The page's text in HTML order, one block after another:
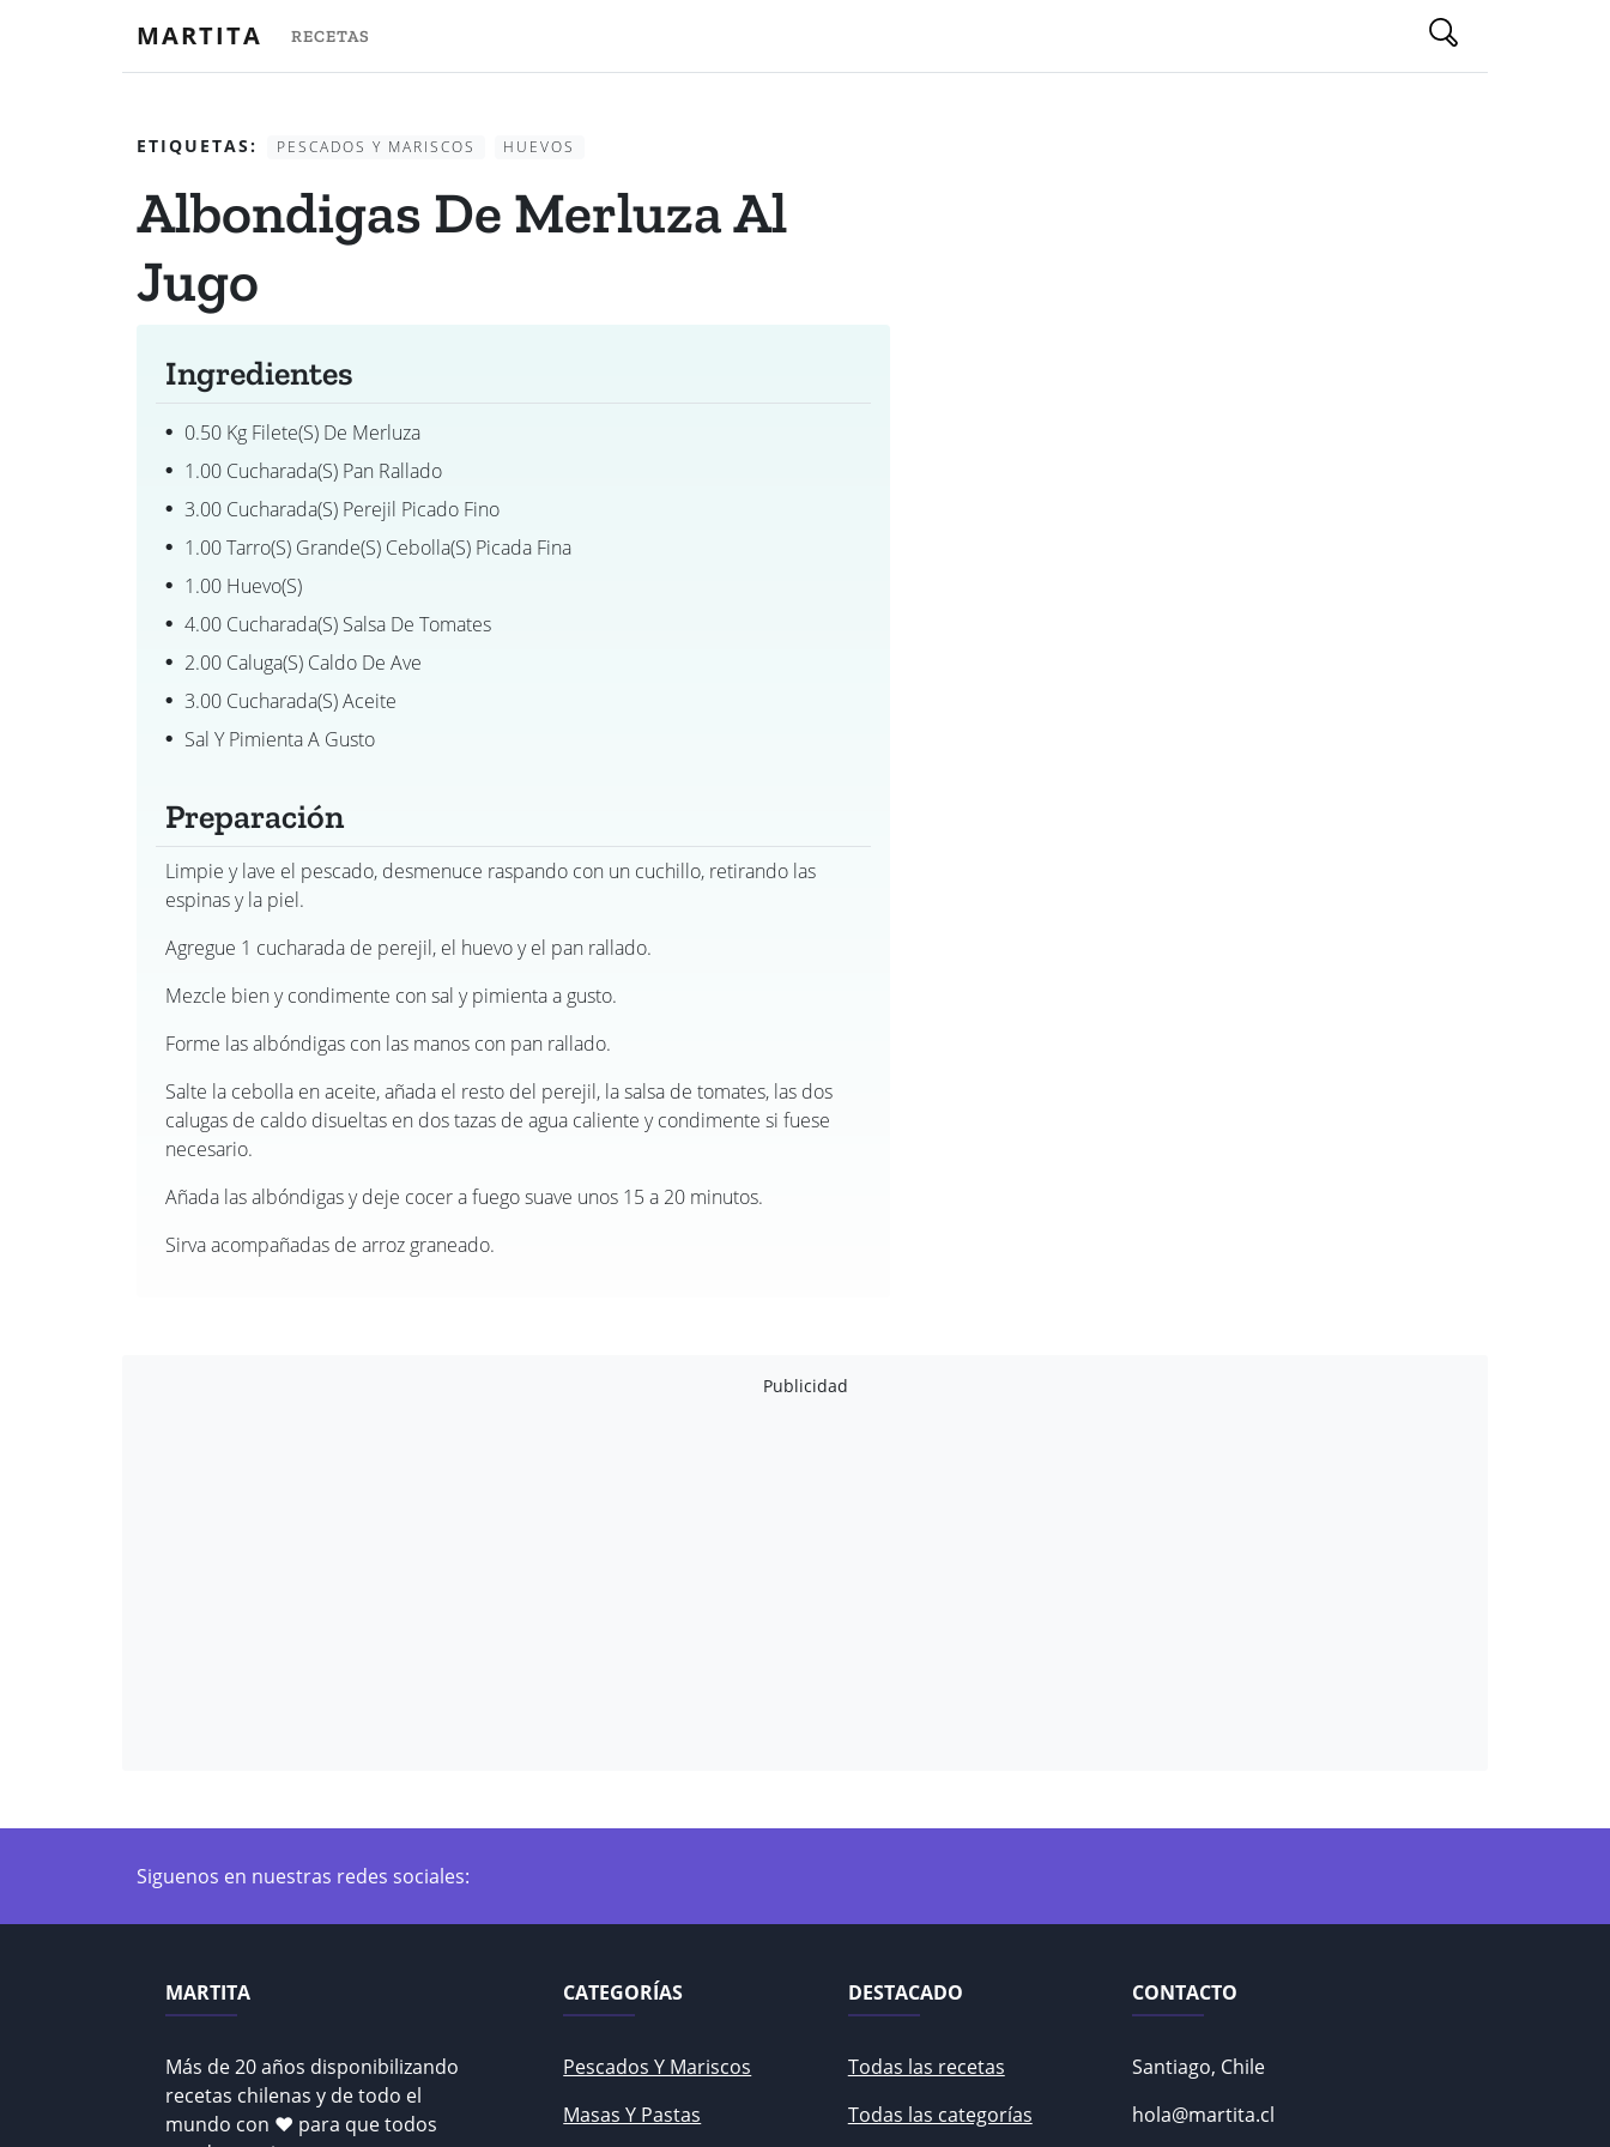
MARTITA RECETAS
ETIQUETAS: PESCADOS Y MARISCOS HUEVOS
Albondigas De Merluza Al
Jugo
Ingredientes
0.50 Kg Filete(s) De Merluza
1.00 Cucharada(s) Pan Rallado
3.00 Cucharada(s) Perejil Picado Fino
1.00 Tarro(s) Grande(s) Cebolla(s) Picada Fina
1.00 Huevo(s)
4.00 Cucharada(s) Salsa De Tomates
2.00 Caluga(s) Caldo De Ave
3.00 Cucharada(s) Aceite
Sal Y Pimienta A Gusto
Preparación
Limpie y lave el pescado, desmenuce raspando con un cuchillo, retirando las
espinas y la piel.
Agregue 1 cucharada de perejil, el huevo y el pan rallado.
Mezcle bien y condimente con sal y pimienta a gusto.
Forme las albóndigas con las manos con pan rallado.
Salte la cebolla en aceite, añada el resto del perejil, la salsa de tomates, las dos
calugas de caldo disueltas en dos tazas de agua caliente y condimente si fuese
necesario.
Añada las albóndigas y deje cocer a fuego suave unos 15 a 20 minutos.
Sirva acompañadas de arroz graneado.
Publicidad
Siguenos en nuestras redes sociales:
MARTITA
Más de 20 años disponibilizando
recetas chilenas y de todo el
mundo con ♥ para que todos
CATEGORÍAS
Pescados Y Mariscos
Masas Y Pastas
DESTACADO
Todas las recetas
Todas las categorías
CONTACTO
Santiago, Chile
hola@martita.cl